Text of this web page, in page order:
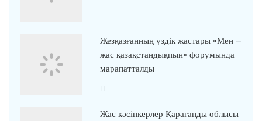
Жезқазғанның үздік жастары «Мен –
жас қазақстандықпын» форумында
марапатталды
Жас кәсіпкерлер Қарағанды облысы